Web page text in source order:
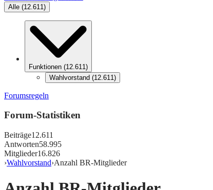
Alle (12.611)
Funktionen (12.611)
Wahlvorstand (12.611)
Forumsregeln
Forum-Statistiken
Beiträge12.611
Antworten58.995
Mitglieder16.826
›Wahlvorstand›Anzahl BR-Mitglieder